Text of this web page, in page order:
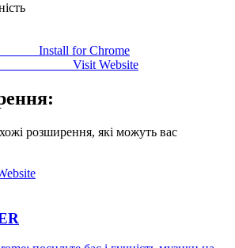
Install for Chrome
Visit Website
розширення, які можуть вас